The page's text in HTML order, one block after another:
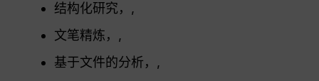
结构化研究，,
文笔精炼，,
基于文件的分析，,